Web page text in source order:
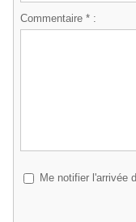
Commentaire * :
Me notifier l'arrivée